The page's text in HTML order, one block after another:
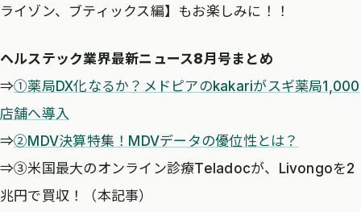
ライゾン、ブティックス編】もお楽しみに！！
ヘルステック業界最新ニュース8月号まとめ
⇒①薬局DX化なるか？メドピアのkakariがスギ薬局1,000
店舗へ導入
⇒②MDV決算特集！MDVデータの優位性とは？
⇒③米国最大のオンライン診療Teladocが、Livongoを2
兆円で買収！（本記事）